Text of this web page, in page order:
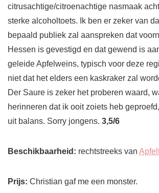
citrusachtige/citroenachtige nasmaak
sterke alcoholtoets. Ik ben er zeker van
bepaald publiek zal aanspreken dat
Hessen is gevestigd en dat gewend is
geleide Apfelweins, typisch voor deze
niet dat het elders een kaskraker zal
Der Saure is zeker het proberen waard,
herinneren dat ik ooit zoiets heb
uit balans. Sorry jongens. 3,5/6
Beschikbaarheid: rechtstreeks van
Prijs: Christian gaf me een monster.